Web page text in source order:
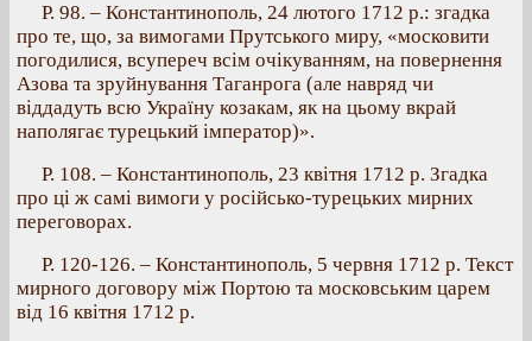
Р. 98. – Константинополь, 24 лютого 1712 р.: згадка
про те, що, за вимогами Прутського миру, «московити
погодилися, всупереч всім очікуванням, на повернення
Азова та зруйнування Таганрога (але навряд чи
віддадуть всю Україну козакам, як на цьому вкрай
наполягає турецький імператор)».
Р. 108. – Константинополь, 23 квітня 1712 р. Згадка
про ці ж самі вимоги у російсько-турецьких мирних
переговорах.
Р. 120-126. – Константинополь, 5 червня 1712 р. Текст
мирного договору між Портою та московським царем
від 16 квітня 1712 р.